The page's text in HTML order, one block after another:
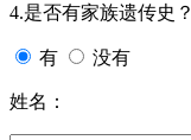
4.是否有家族遗传史？
有 没有
姓名：